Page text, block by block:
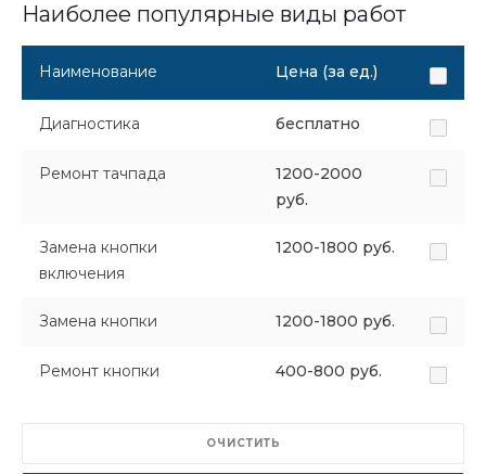
Наиболее популярные виды работ
Наименование Цена (за ед.)
Диагностика бесплатно
Ремонт тачпада
1200-2000
руб.
Замена кнопки
включения
1200-1800 руб.
Замена кнопки 1200-1800 руб.
Ремонт кнопки 400-800 руб.
ОЧИСТИТЬ